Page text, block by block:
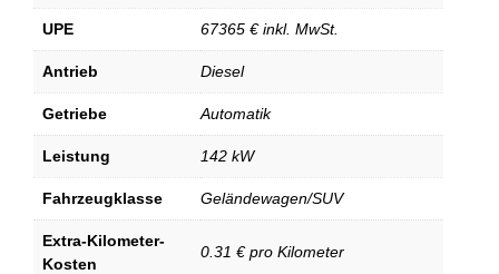
UPE 67365 € inkl. MwSt.
Antrieb Diesel
Getriebe Automatik
Leistung 142 kW
Fahrzeugklasse Geländewagen/SUV
Extra-Kilometer-
Kosten
0.31 € pro Kilometer